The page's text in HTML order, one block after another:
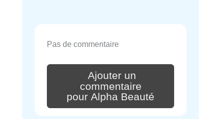
Pas de commentaire
Ajouter un
commentaire
pour Alpha Beauté